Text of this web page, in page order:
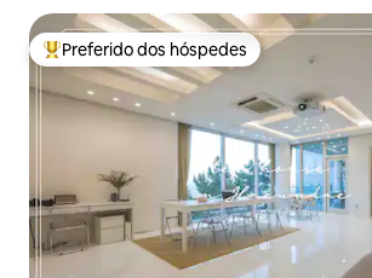
Entre os melhores preferidos dos hóspedes
Preferido dos hóspedes